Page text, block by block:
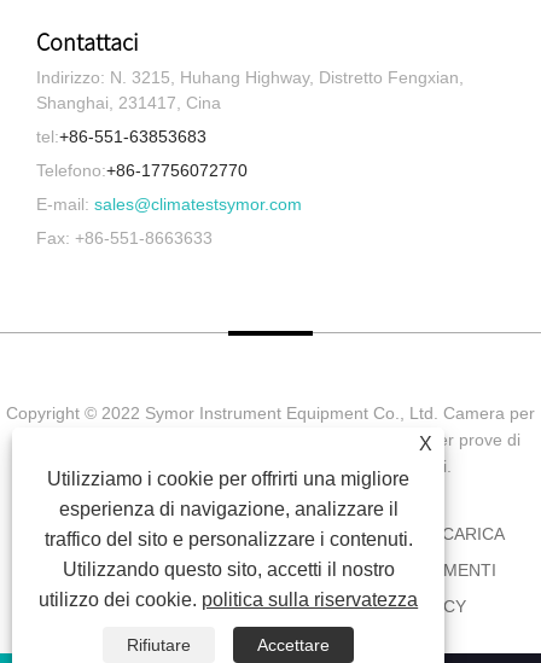
Contattaci
Indirizzo: N. 3215, Huhang Highway, Distretto Fengxian,
Shanghai, 231417, Cina
tel:+86-551-63853683
Telefono:+86-17756072770
E-mail: sales@climatestsymor.com
Fax: +86-551-8663633
Copyright © 2022 Symor Instrument Equipment Co., Ltd. Camera per
prove ambientali, cabina elettronica a secco, camera per prove di
invecchiamento accelerato Tutti i diritti riservati.
CASA CHI SIAMO PRODOTTI NOTIZIA
SCARICA
INVIA RICHIESTA
CONTATTACI
COLLEGAMENTI
SITEMAP
RSS XML PRIVACY POLICY
X
Utilizziamo i cookie per offrirti una migliore
esperienza di navigazione, analizzare il
traffico del sito e personalizzare i contenuti.
Utilizzando questo sito, accetti il ​​nostro
utilizzo dei cookie. politica sulla riservatezza
Rifiutare Accettare